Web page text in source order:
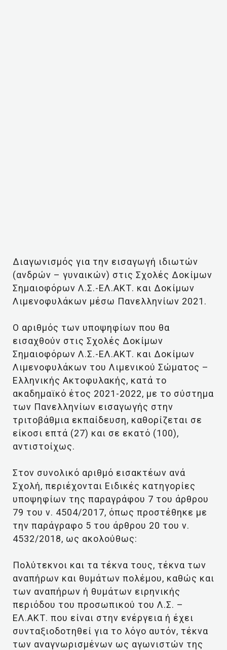
Διαγωνισμός για την εισαγωγή ιδιωτών
(ανδρών – γυναικών) στις Σχολές Δοκίμων
Σημαιοφόρων Λ.Σ.-ΕΛ.ΑΚΤ. και Δοκίμων
Λιμενοφυλάκων μέσω Πανελληνίων 2021.
Ο αριθμός των υποψηφίων που θα
εισαχθούν στις Σχολές Δοκίμων
Σημαιοφόρων Λ.Σ.-ΕΛ.ΑΚΤ. και Δοκίμων
Λιμενοφυλάκων του Λιμενικού Σώματος –
Ελληνικής Ακτοφυλακής, κατά το
ακαδημαϊκό έτος 2021-2022, με το σύστημα
των Πανελληνίων εισαγωγής στην
τριτοβάθμια εκπαίδευση, καθορίζεται σε
είκοσι επτά (27) και σε εκατό (100),
αντιστοίχως.
Στον συνολικό αριθμό εισακτέων ανά
Σχολή, περιέχονται Eιδικές κατηγορίες
υποψηφίων της παραγράφου 7 του άρθρου
79 του ν. 4504/2017, όπως προστέθηκε με
την παράγραφο 5 του άρθρου 20 του ν.
4532/2018, ως ακολούθως:
Πολύτεκνοι και τα τέκνα τους, τέκνα των
αναπήρων και θυμάτων πολέμου, καθώς και
των αναπήρων ή θυμάτων ειρηνικής
περιόδου του προσωπικού του Λ.Σ. –
ΕΛ.ΑΚΤ. που είναι στην ενέργεια ή έχει
συνταξιοδοτηθεί για το λόγο αυτόν, τέκνα
των αναγνωρισμένων ως αγωνιστών της